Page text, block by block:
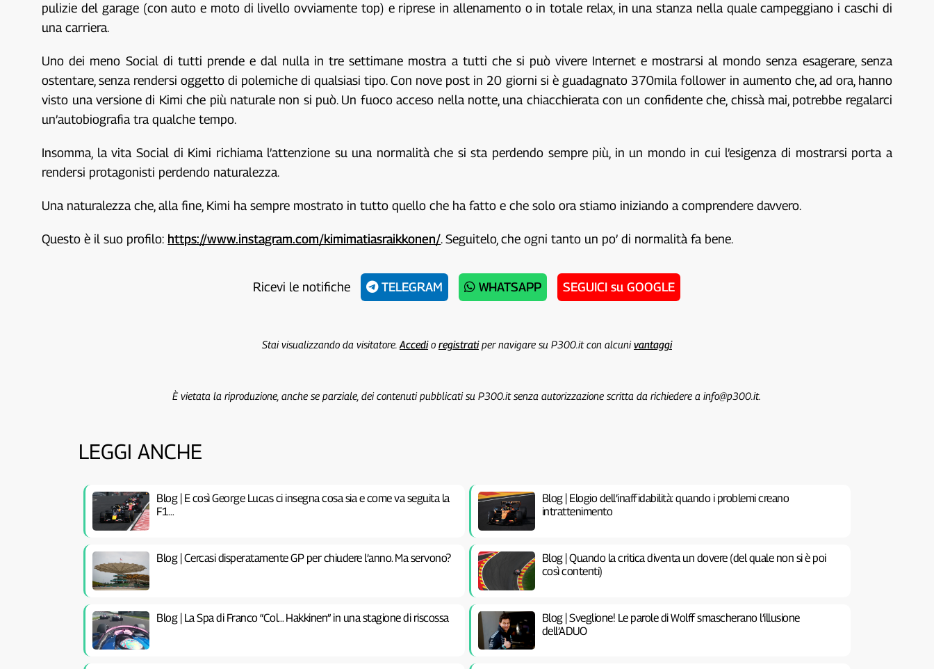
pulizie del garage (con auto e moto di livello ovviamente top) e riprese in allenamento o in totale relax, in una stanza nella quale campeggiano i caschi di
una carriera.
Uno dei meno Social di tutti prende e dal nulla in tre settimane mostra a tutti che si può vivere Internet e mostrarsi al mondo senza esagerare, senza
ostentare, senza rendersi oggetto di polemiche di qualsiasi tipo. Con nove post in 20 giorni si è guadagnato 370mila follower in aumento che, ad ora, hanno
visto una versione di Kimi che più naturale non si può. Un fuoco acceso nella notte, una chiacchierata con un confidente che, chissà mai, potrebbe regalarci
un’autobiografia tra qualche tempo.
Insomma, la vita Social di Kimi richiama l’attenzione su una normalità che si sta perdendo sempre più, in un mondo in cui l’esigenza di mostrarsi porta a
rendersi protagonisti perdendo naturalezza.
Una naturalezza che, alla fine, Kimi ha sempre mostrato in tutto quello che ha fatto e che solo ora stiamo iniziando a comprendere davvero.
Questo è il suo profilo: https://www.instagram.com/kimimatiasraikkonen/. Seguitelo, che ogni tanto un po’ di normalità fa bene.
Ricevi le notifiche TELEGRAM WHATSAPP SEGUICI su GOOGLE
Stai visualizzando da visitatore. Accedio registratiper navigare su P300.it con alcunivantaggi
È vietata la riproduzione, anche se parziale, dei contenuti pubblicati su P300.it senza autorizzazione scritta da richiedere a info@p300.it.
LEGGI ANCHE
Blog | E così George Lucas ci insegna cosa sia e come va seguita la
F1…
Blog | Elogio dell’inaffidabilità: quando i problemi creano
intrattenimento
Blog | Cercasi disperatamente GP per chiudere l’anno. Ma servono?
Blog | Quando la critica diventa un dovere (del quale non si è poi
così contenti)
Blog | La Spa di Franco “Col… Hakkinen” in una stagione di riscossa
Blog | Sveglione! Le parole di Wolff smascherano l’illusione
dell’ADUO